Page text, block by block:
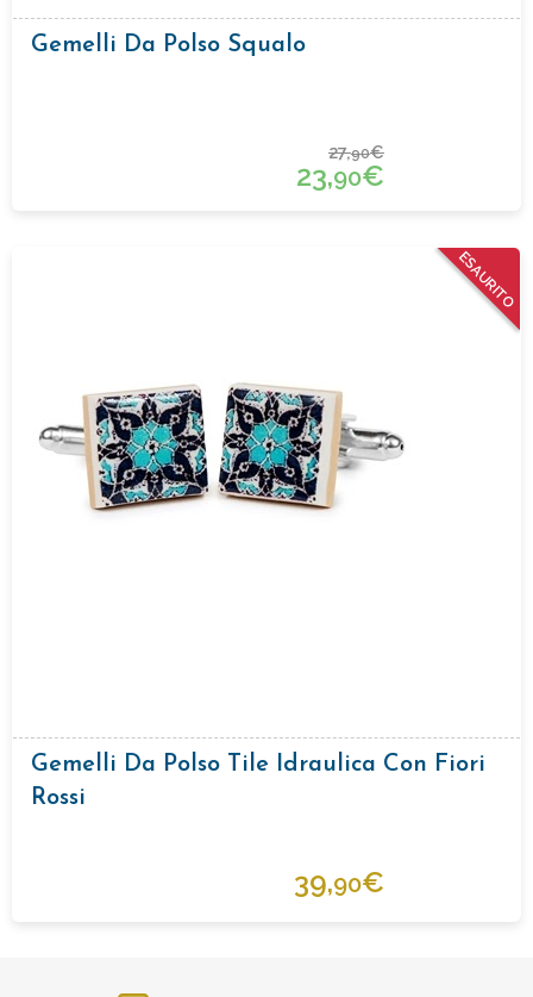
Gemelli Da Polso Squalo
27,90€
23,90€
ESAURITO
Gemelli Da Polso Tile Idraulica Con Fiori
Rossi
39,90€